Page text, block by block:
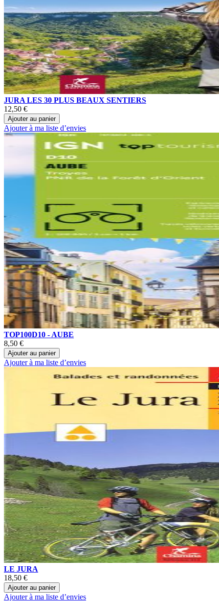
JURA LES 30 PLUS BEAUX SENTIERS
12,50 €
Ajouter au panier
Ajouter à ma liste d’envies
TOP100D10 - AUBE
8,50 €
Ajouter au panier
Ajouter à ma liste d’envies
LE JURA
18,50 €
Ajouter au panier
Ajouter à ma liste d’envies